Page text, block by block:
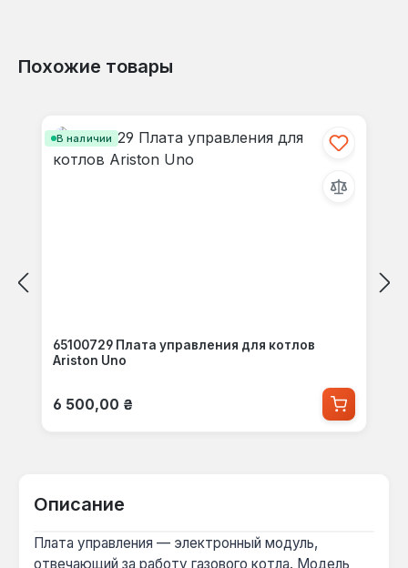
Похожие товары
В наличии
65100729 Плата управления для котлов
Ariston Uno
Обычная цена:
6 500,00 ₴
Описание
Плата управления — электронный модуль,
отвечающий за работу газового котла. Модель